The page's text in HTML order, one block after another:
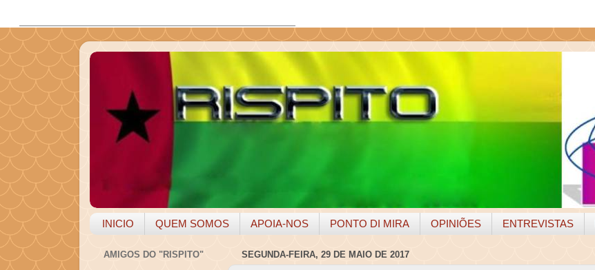
INICIO QUEM SOMOS APOIA-NOS PONTO DI MIRA OPINIÕES ENTREVISTAS
SEGUNDA-FEIRA, 29 DE MAIO DE 2017
AMIGOS DO "RISPITO"